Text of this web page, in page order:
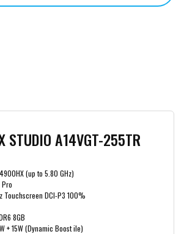
STUDIO A14VGT-255TR
(up to 5.80 GHz)
Pro
Touchscreen DCI-P3 100%
8GB
+ 15W (Dynamic Boost ile)